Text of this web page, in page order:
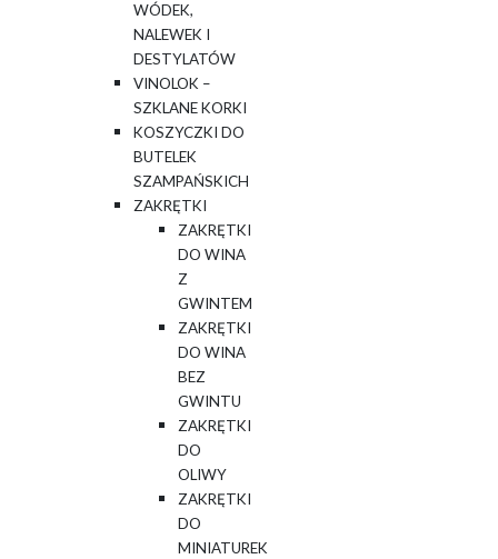
WÓDEK,
NALEWEK I
DESTYLATÓW
VINOLOK –
SZKLANE KORKI
KOSZYCZKI DO
BUTELEK
SZAMPAŃSKICH
ZAKRĘTKI
ZAKRĘTKI
DO WINA
Z
GWINTEM
ZAKRĘTKI
DO WINA
BEZ
GWINTU
ZAKRĘTKI
DO
OLIWY
ZAKRĘTKI
DO
MINIATUREK